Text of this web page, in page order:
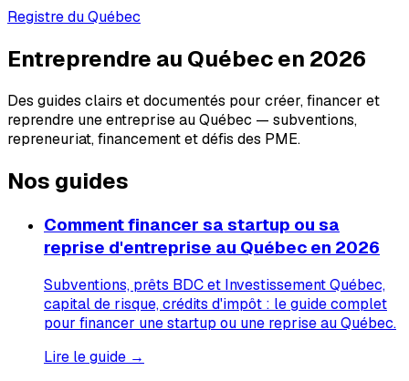
Registre du Québec
Entreprendre au Québec en 2026
Des guides clairs et documentés pour créer, financer et
reprendre une entreprise au Québec — subventions,
repreneuriat, financement et défis des PME.
Nos guides
Comment financer sa startup ou sa
reprise d'entreprise au Québec en 2026
Subventions, prêts BDC et Investissement Québec,
capital de risque, crédits d'impôt : le guide complet
pour financer une startup ou une reprise au Québec.
Lire le guide →